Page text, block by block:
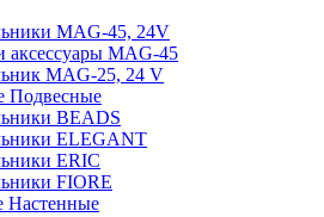
MAG-45, 24V
аксессуары MAG-45
MAG-25, 24 V
Подвесные
BEADS
ELEGANT
ERIC
FIORE
Настенные